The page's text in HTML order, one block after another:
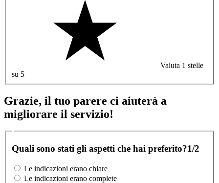
Valuta 1 stelle
su 5
Grazie, il tuo parere ci aiuterà a
migliorare il servizio!
Quali sono stati gli aspetti che hai preferito?1/2
Le indicazioni erano chiare
Le indicazioni erano complete